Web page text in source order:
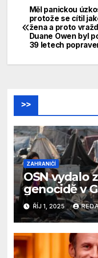
Navigace
pro
příspěvek
Měl panickou
protože se cítil
žena a proto
Duane Owen byl
39 letech
>>
ZAHRANIČÍ
OSN vydalo
genocidě v
Izraelem
ŘÍJ 1, 2025